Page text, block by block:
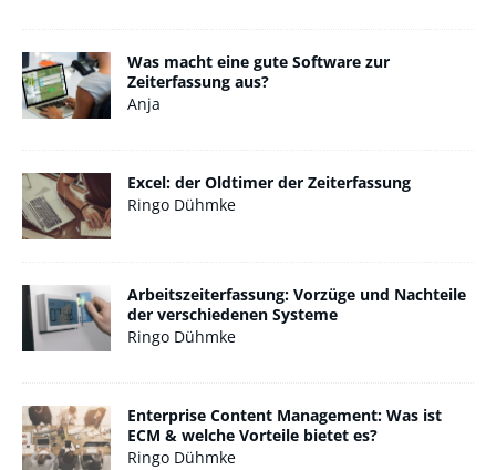
Was macht eine gute Software zur
Zeiterfassung aus?
Anja
Excel: der Oldtimer der Zeiterfassung
Ringo Dühmke
Arbeitszeiterfassung: Vorzüge und Nachteile
der verschiedenen Systeme
Ringo Dühmke
Enterprise Content Management: Was ist
ECM & welche Vorteile bietet es?
Ringo Dühmke